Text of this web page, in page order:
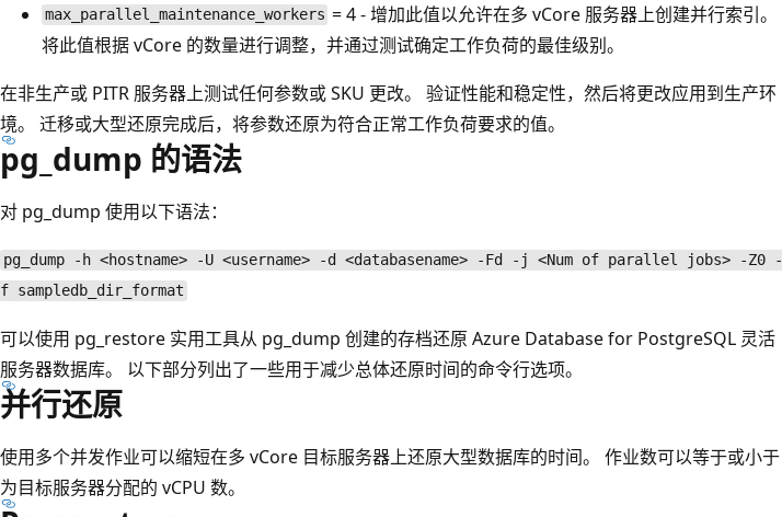
max_parallel_maintenance_workers = 4 - 增加此值以允许在多 vCore 服务器上创建并行索引。
将此值根据 vCore 的数量进行调整，并通过测试确定工作负荷的最佳级别。
在非生产或 PITR 服务器上测试任何参数或 SKU 更改。 验证性能和稳定性，然后将更改应用到生产环
境。 迁移或大型还原完成后，将参数还原为符合正常工作负荷要求的值。
pg_dump 的语法
对 pg_dump 使用以下语法：
pg_dump -h <hostname> -U <username> -d <databasename> -Fd -j <Num of parallel jobs> -Z0 -
f sampledb_dir_format
可以使用 pg_restore 实用工具从 pg_dump 创建的存档还原 Azure Database for PostgreSQL 灵活
服务器数据库。 以下部分列出了一些用于减少总体还原时间的命令行选项。
并行还原
使用多个并发作业可以缩短在多 vCore 目标服务器上还原大型数据库的时间。 作业数可以等于或小于
为目标服务器分配的 vCPU 数。